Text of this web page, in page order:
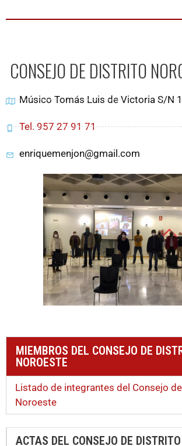
CONSEJO DE DISTRITO
Músico Tomás Luis de Victoria S/N
Tel. 957 27 91 71
enriquemenjon@gmail.com
MIEMBROS DEL CONSEJO DE
NOROESTE
Listado de integrantes del Consejo
Noroeste
ACTAS DEL CONSEJO DE